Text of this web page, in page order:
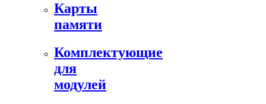
Карты
памяти
Комплектующие
для
модулей